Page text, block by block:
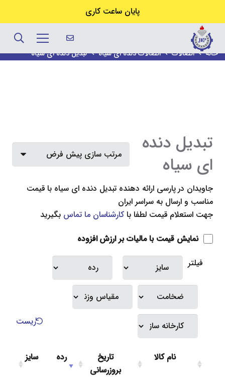
تبدیل دنده ای سیاه
خانه اتصالات اتصالات دنده ای سیاه تبدیل دنده ای سیاه
تبدیل دنده
ای سیاه
جاویدان در پارسی ارائه دهنده تبدیل دنده ای سیاه با قیمت
مناسب و ارسال به سراسر ایران
جهت استعلام قیمت لطفا با کارشناسان ما تماس بگیرید
نمایش قیمت با مالیات بر ارزش افزوده
فیلتر
ریست
نام کالا
تاریخ
بروزرسانی
رده سایز
پایان ساعت کاری